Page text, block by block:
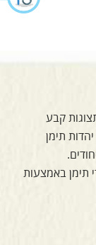
קבע
תימן
תימן באמצעות